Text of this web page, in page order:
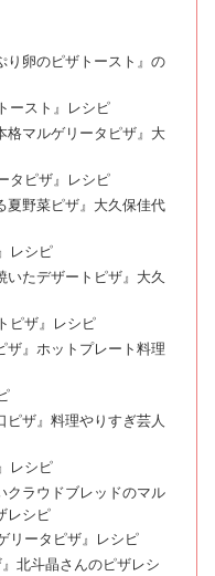
り卵のピザトースト』の
ースト』レシピ
格マルゲリータピザ』大
タピザ』レシピ
夏野菜ピザ』大久保佳代
レシピ
いたデザートピザ』大久
ピザ』レシピ
ザ』ホットプレート料理
ピザ』料理やりすぎ芸人
レシピ
クラウドブレッドのマル
レシピ
リータピザ』レシピ
北斗晶さんのピザレシ